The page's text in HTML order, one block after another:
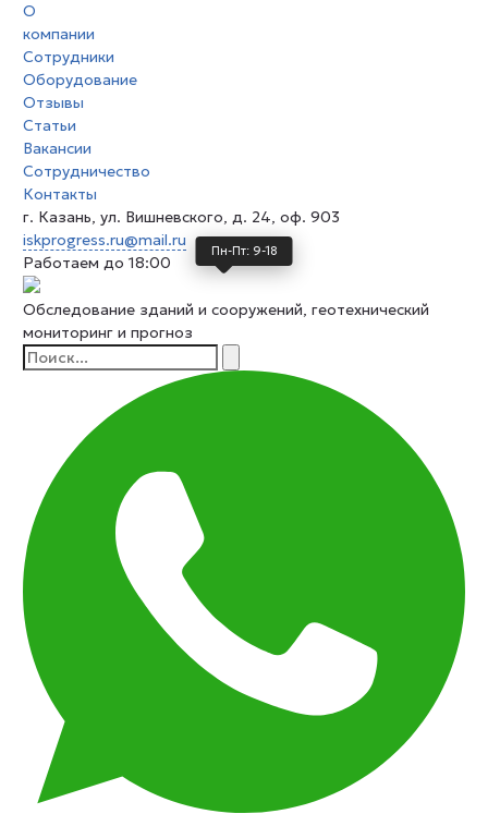
О
компании
Сотрудники
Оборудование
Отзывы
Статьи
Вакансии
Сотрудничество
Контакты
г. Казань, ул. Вишневского, д. 24, оф. 903
iskprogress.ru@mail.ru
Работаем до 18:00
Обследование зданий и сооружений, геотехнический
мониторинг и прогноз
Пн-Пт: 9-18